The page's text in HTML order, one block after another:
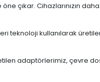
çıkar. Cihazlarınızın
teknoloji kullanılarak
adaptörlerimiz, çevre